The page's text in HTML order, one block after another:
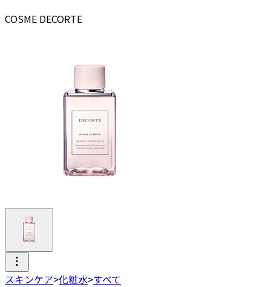
COSME DECORTE
スキンケア>化粧水>すべて